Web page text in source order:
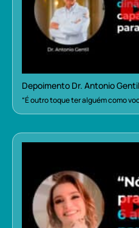
Depoimento Dr. Antonio
“É outro toque ter alguém como